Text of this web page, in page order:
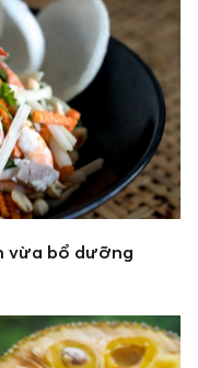
vừa bổ dưỡng